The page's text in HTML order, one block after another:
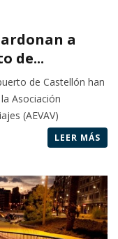
a
de...
de Castellón han
Asociación
(AEVAV)
LEER MÁS